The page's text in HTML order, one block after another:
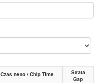
Czas netto / Chip Time
Strata
Gap